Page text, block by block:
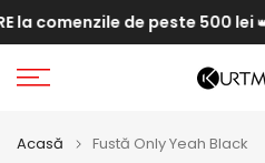
Săriți
la
conținut
la comenzile de peste 500 lei👑
Acasă Fustă Only Yeah Black